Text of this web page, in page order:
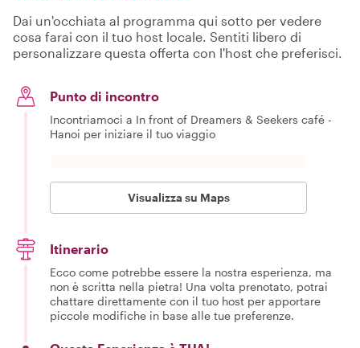
Dai un'occhiata al programma qui sotto per vedere
cosa farai con il tuo host locale. Sentiti libero di
personalizzare questa offerta con l'host che preferisci.
Punto di incontro
Incontriamoci a In front of Dreamers & Seekers café -
Hanoi per iniziare il tuo viaggio
Visualizza su Maps
Itinerario
Ecco come potrebbe essere la nostra esperienza, ma
non è scritta nella pietra! Una volta prenotato, potrai
chattare direttamente con il tuo host per apportare
piccole modifiche in base alle tue preferenze.